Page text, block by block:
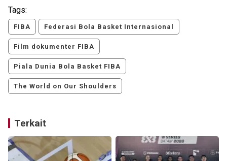
Tags:
FIBA Federasi Bola Basket Internasional
Film dokumenter FIBA
Piala Dunia Bola Basket FIBA
The World on Our Shoulders
Terkait